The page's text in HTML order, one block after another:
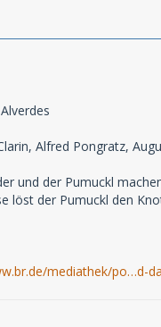
Alfred Pongratz,
und der Pumuckl
löst der Pumuckl den
mediathek/po…d-